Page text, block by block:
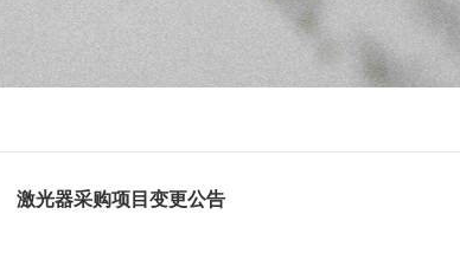
激光器采购项目变更公告